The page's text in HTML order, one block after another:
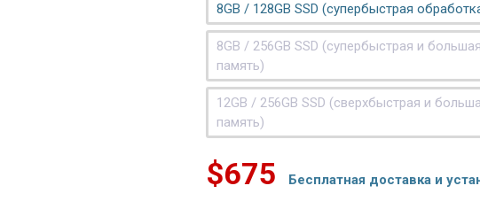
8GB / 128GB SSD (супербыстрая
8GB / 256GB SSD (супербыстрая и большая
память)
12GB / 256GB SSD (сверхбыстрая и
память)
$675 Бесплатная доставка и